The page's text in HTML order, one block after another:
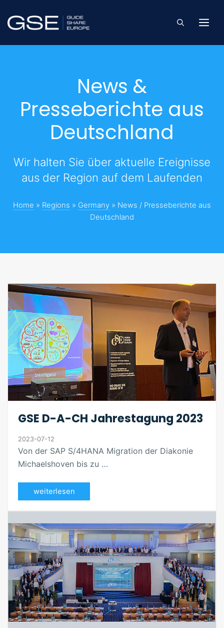
content
News &
Presseberichte aus
Deutschland
Wir halten Sie über aktuelle Ereignisse
aus der Region auf dem Laufenden
Home » Regions » Germany » News / Presseberichte aus
Deutschland
GSE D-A-CH Jahrestagung 2023
2023-07-12
Von der SAP S/4HANA Migration der Diakonie
Michaelshoven bis zu …
weiterlesen